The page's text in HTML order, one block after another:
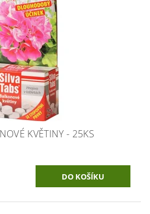
KVĚTINY - 25KS